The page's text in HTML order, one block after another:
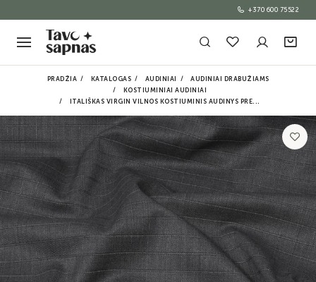
+370 600 75522
PRADŽIA KATALOGAS AUDINIAI
AUDINIAI DRABUŽIAMS
KOSTIUMINIAI AUDINIAI
ITALIŠKAS VIRGIN VILNOS KOSTIUMINIS AUDINYS PRE...